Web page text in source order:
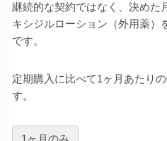
継続的な契約ではなく、決めた
キシジルローション（外用薬）
です。
定期購入に比べて1ヶ月あたり
す。